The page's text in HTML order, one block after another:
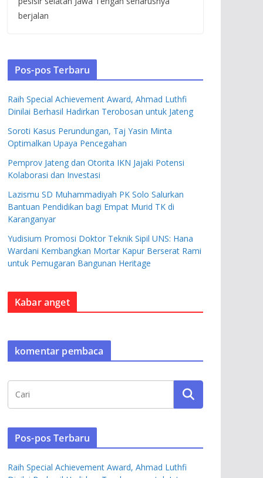
berjalan
Pos-pos Terbaru
Raih Special Achievement Award, Ahmad Luthfi
Dinilai Berhasil Hadirkan Terobosan untuk Jateng
Soroti Kasus Perundungan, Taj Yasin Minta
Optimalkan Upaya Pencegahan
Pemprov Jateng dan Otorita IKN Jajaki Potensi
Kolaborasi dan Investasi
Lazismu SD Muhammadiyah PK Solo Salurkan
Bantuan Pendidikan bagi Empat Murid TK di
Karanganyar
Yudisium Promosi Doktor Teknik Sipil UNS: Hana
Wardani Kembangkan Mortar Kapur Berserat Rami
untuk Pemugaran Bangunan Heritage
Kabar anget
komentar pembaca
Pos-pos Terbaru
Raih Special Achievement Award, Ahmad Luthfi